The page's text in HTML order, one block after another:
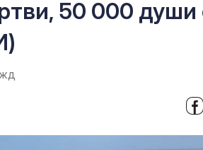
50 000 души